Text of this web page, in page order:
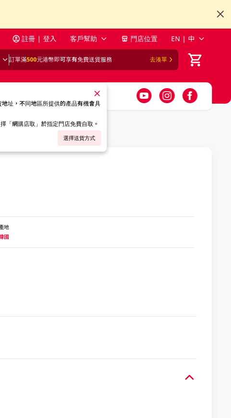
註冊 | 登入 客戶幫助 門店位置 EN | 中
訂單滿500元港幣即可享有免費送貨服務 去湊單
址，不同地區所提供的產品有機會具
「網購店取」於指定門店免費自取。
選擇送貨方式
地
國